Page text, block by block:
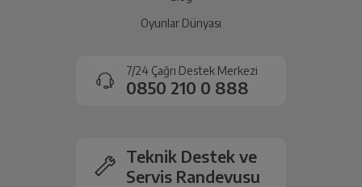
gerçekleşecektir.
Oyunlar Dünyası
7/24 Çağrı Destek Merkezi
0850 210 0 888
Teknik Destek ve
Servis Randevusu